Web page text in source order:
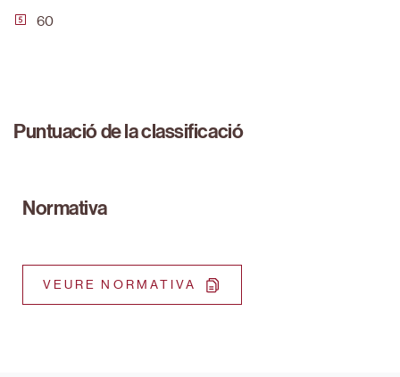
60
Puntuació de la classificació
Normativa
VEURE NORMATIVA